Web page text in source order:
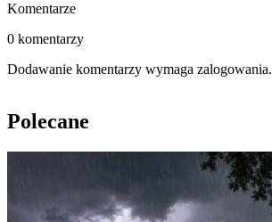
Komentarze
0 komentarzy
Dodawanie komentarzy wymaga zalogowania.
Polecane